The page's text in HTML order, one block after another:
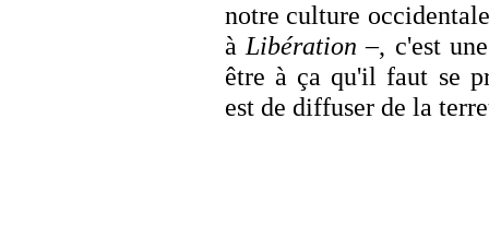
notre culture
à Libération –, c'est
être à ça qu'il faut se
est de diffuser de la